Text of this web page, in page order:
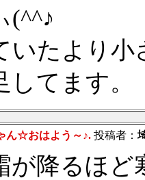
(^^♪
いたより
してます。
ん☆おはよう～♪. 投稿者：
が降るほど